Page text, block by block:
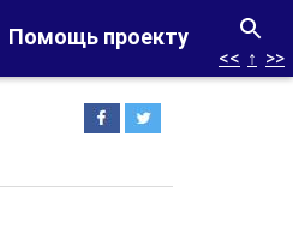
Помощь проекту
<< ↑ >>